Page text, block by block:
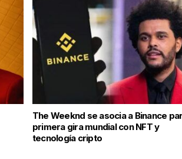
The Weeknd se asocia a Binance
primera gira mundial con NFT y
tecnología cripto